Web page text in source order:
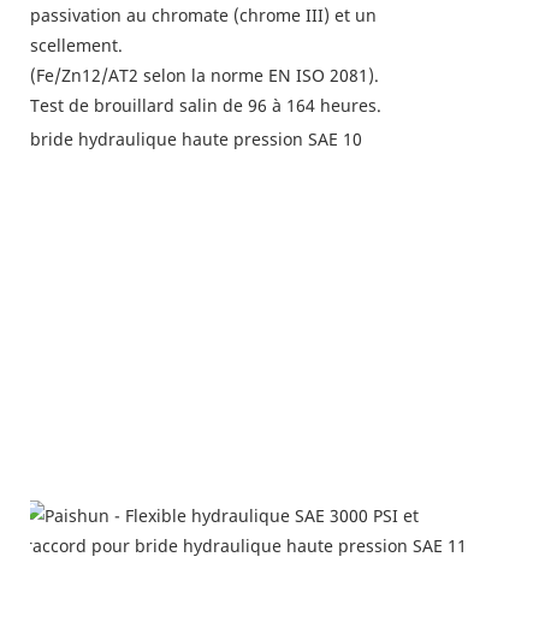
passivation au chromate (chrome III) et un
scellement.
(Fe/Zn12/AT2 selon la norme EN ISO 2081).
Test de brouillard salin de 96 à 164 heures.